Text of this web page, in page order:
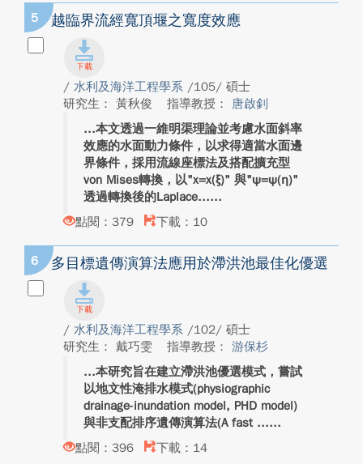
5 越臨界流經寬頂堰之寬度效應
/ 水利及海洋工程學系 /105/ 碩士
研究生： 黃秋俊
指導教授： 唐啟釗
本文透過一維明渠理論並考慮水面斜率
效應的水面動力條件，以求得適當水面邊
界條件，採用流線座標法及搭配擴充型
von Mises轉換，以"x=x(ξ)" 與"ψ=ψ(η)"
透過轉換後的Laplace...
點閱：379
下載：10
6 多目標遺傳演算法應用於滯洪池最佳化優選
/ 水利及海洋工程學系 /102/ 碩士
研究生： 戴巧雯
指導教授： 游保杉
本研究旨在建立滯洪池優選模式，嘗試
以地文性淹排水模式(physiographic
drainage-inundation model, PHD model)
與非支配排序遺傳演算法(A fast ...
點閱：396
下載：14